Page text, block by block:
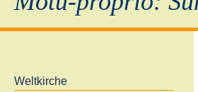
Weltkirche